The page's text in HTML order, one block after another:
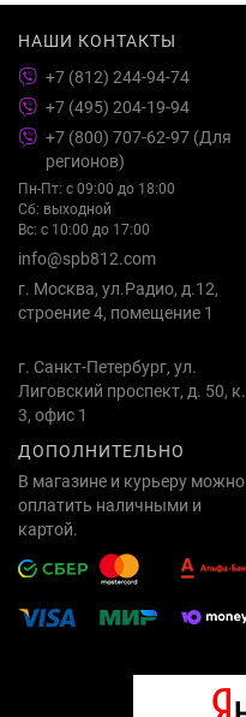
НАШИ КОНТАКТЫ
+7 (812) 244-94-74
+7 (495) 204-19-94
+7 (800) 707-62-97 (Для
регионов)
Пн-Пт: с 09:00 до 18:00
Сб: выходной
Вс: с 10:00 до 17:00
info@spb812.com
г. Москва, ул.Радио, д.12,
строение 4, помещение 1
г. Санкт-Петербург, ул.
Лиговский проспект, д. 50, к.
3, офис 1
ДОПОЛНИТЕЛЬНО
В магазине и курьеру можно
оплатить наличными и
картой.